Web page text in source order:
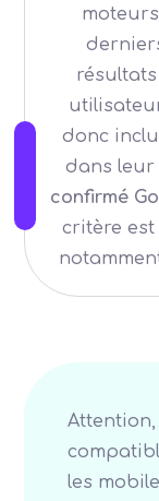
donc
dans leur
confirmé
critère
les